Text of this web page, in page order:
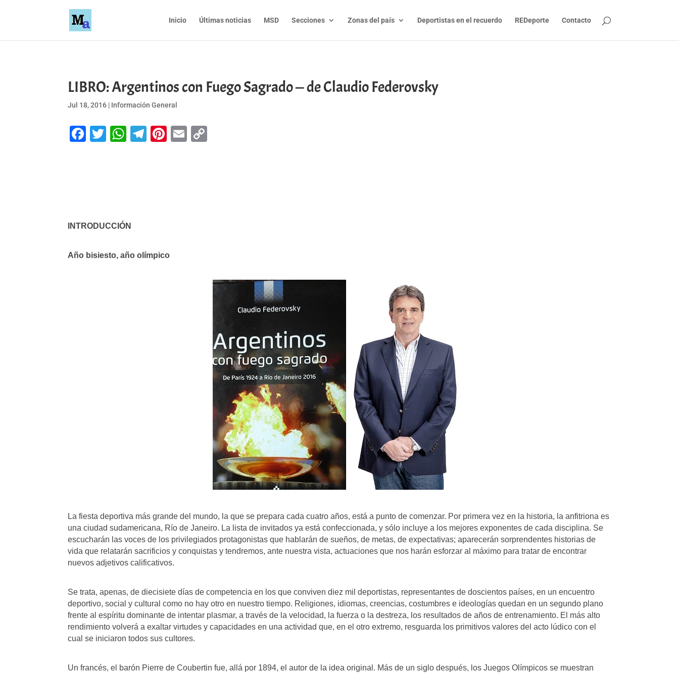
Inicio Últimas noticias MSD Secciones Zonas del país Deportistas en el recuerdo REDeporte Contacto
LIBRO: Argentinos con Fuego Sagrado — de Claudio Federovsky
Jul 18, 2016 | Información General
Facebook
Twitter
WhatsApp
Telegram
Pinterest
Email
INTRODUCCIÓN
Año bisiesto, año olímpico
La fiesta deportiva más grande del mundo, la que se prepara cada cuatro años, está a punto de comenzar. Por primera vez en la historia, la anfitriona es
una ciudad sudamericana, Río de Janeiro. La lista de invitados ya está confeccionada, y sólo incluye a los mejores exponentes de cada disciplina. Se
escucharán las voces de los privilegiados protagonistas que hablarán de sueños, de metas, de expectativas; aparecerán sorprendentes historias de
vida que relatarán sacrificios y conquistas y tendremos, ante nuestra vista, actuaciones que nos harán esforzar al máximo para tratar de encontrar
nuevos adjetivos calificativos.
Se trata, apenas, de diecisiete días de competencia en los que conviven diez mil deportistas, representantes de doscientos países, en un encuentro
deportivo, social y cultural como no hay otro en nuestro tiempo. Religiones, idiomas, creencias, costumbres e ideologías quedan en un segundo plano
frente al espíritu dominante de intentar plasmar, a través de la velocidad, la fuerza o la destreza, los resultados de años de entrenamiento. El más alto
rendimiento volverá a exaltar virtudes y capacidades en una actividad que, en el otro extremo, resguarda los primitivos valores del acto lúdico con el
cual se iniciaron todos sus cultores.
Un francés, el barón Pierre de Coubertin fue, allá por 1894, el autor de la idea original. Más de un siglo después, los Juegos Olímpicos se muestran